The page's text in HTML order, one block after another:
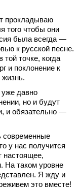
прокладываю
того чтобы они
была всегда —
к русской песне.
той точке, когда
и поклонение к
давно
но и будут
и обязательно —
современные
у нас получится
настоящее,
На таком уровне
Я жду и
это вместе!